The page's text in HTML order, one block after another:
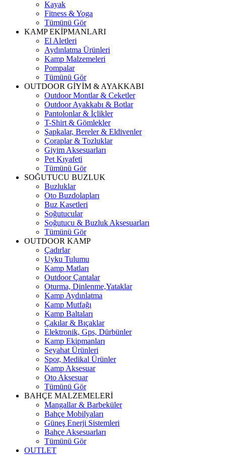
Kayak
Fitness & Yoga
Tümünü Gör
KAMP EKİPMANLARI
El Aletleri
Aydınlatma Ürünleri
Kamp Malzemeleri
Pompalar
Tümünü Gör
OUTDOOR GİYİM & AYAKKABI
Outdoor Montlar & Ceketler
Outdoor Ayakkabı & Botlar
Pantolonlar & İçlikler
T-Shirt & Gömlekler
Şapkalar, Bereler & Eldivenler
Çoraplar & Tozluklar
Giyim Aksesuarları
Pet Kıyafeti
Tümünü Gör
SOĞUTUCU BUZLUK
Buzluklar
Oto Buzdolapları
Buz Kasetleri
Soğutucular
Soğutucu & Buzluk Aksesuarları
Tümünü Gör
OUTDOOR KAMP
Çadırlar
Uyku Tulumu
Kamp Matları
Outdoor Çantalar
Oturma, Dinlenme,Yataklar
Kamp Aydınlatma
Kamp Mutfağı
Kamp Baltaları
Çakılar & Bıçaklar
Elektronik, Gps, Dürbünler
Kamp Ekipmanları
Seyahat Ürünleri
Spor, Medikal Ürünler
Kamp Aksesuar
Oto Aksesuar
Tümünü Gör
BAHÇE MALZEMELERİ
Mangallar & Barbeküler
Bahçe Mobilyaları
Güneş Enerji Sistemleri
Bahçe Aksesuarları
Tümünü Gör
OUTLET